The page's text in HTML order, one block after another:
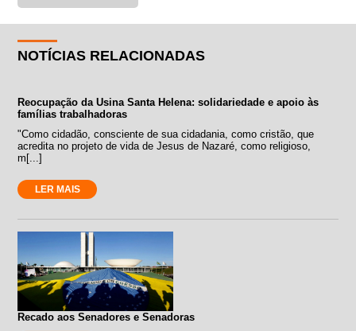
NOTÍCIAS RELACIONADAS
Reocupação da Usina Santa Helena: solidariedade e apoio às
famílias trabalhadoras
"Como cidadão, consciente de sua cidadania, como cristão, que
acredita no projeto de vida de Jesus de Nazaré, como religioso,
m[...]
LER MAIS
Recado aos Senadores e Senadoras